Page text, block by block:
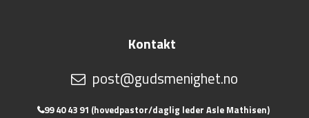
Kontakt
post@gudsmenighet.no
99 40 43 91 (hovedpastor/daglig leder Asle Mathisen)